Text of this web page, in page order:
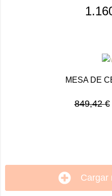
MESA DE
849,42€
Cargar